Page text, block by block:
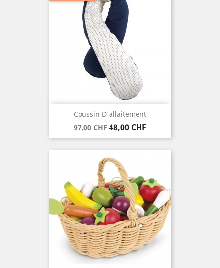
Coussin D'allaitement
Verkaufspreis
97,00 CHF Preis
48,00 CHF